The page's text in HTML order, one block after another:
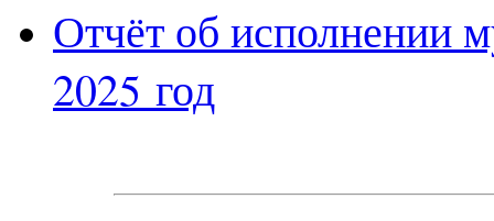
Отчёт об исполнении
2025 год